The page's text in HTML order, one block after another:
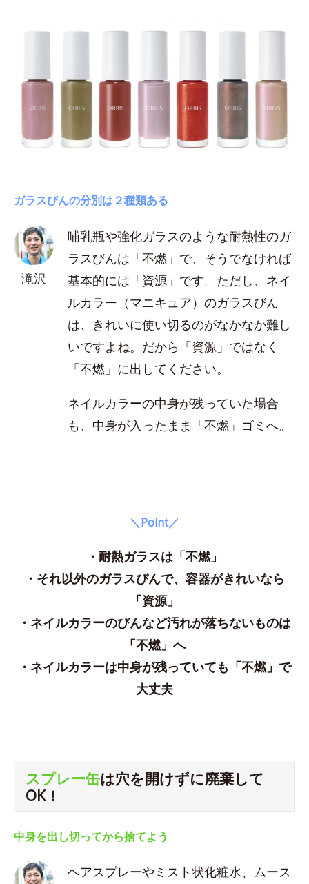
ガラスびんの分別は２種類ある
滝沢
哺乳瓶や強化ガラスのような耐熱性のガ
ラスびんは「不燃」で、そうでなければ
基本的には「資源」です。ただし、ネイ
ルカラー（マニキュア）のガラスびん
は、きれいに使い切るのがなかなか難し
いですよね。だから「資源」ではなく
「不燃」に出してください。
ネイルカラーの中身が残っていた場合
も、中身が入ったまま「不燃」ゴミへ。
＼Point／
・耐熱ガラスは「不燃」
・それ以外のガラスびんで、容器がきれいなら
「資源」
・ネイルカラーのびんなど汚れが落ちないものは
「不燃」へ
・ネイルカラーは中身が残っていても「不燃」で
大丈夫
スプレー缶は穴を開けずに廃棄して
OK！
中身を出し切ってから捨てよう
ヘアスプレーやミスト状化粧水、ムース